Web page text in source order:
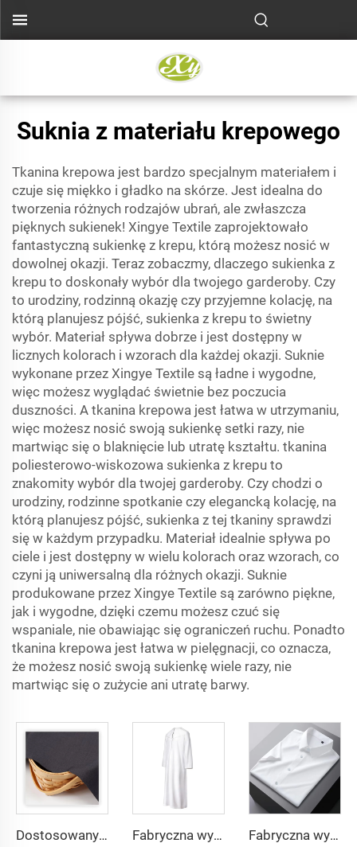
Suknia z materiału krepowego
Tkanina krepowa jest bardzo specjalnym materiałem i
czuje się miękko i gładko na skórze. Jest idealna do
tworzenia różnych rodzajów ubrań, ale zwłaszcza
pięknych sukienek! Xingye Textile zaprojektowało
fantastyczną sukienkę z krepu, którą możesz nosić w
dowolnej okazji. Teraz zobaczmy, dlaczego sukienka z
krepu to doskonały wybór dla twojego garderoby. Czy
to urodziny, rodzinną okazję czy przyjemne kolację, na
którą planujesz pójść, sukienka z krepu to świetny
wybór. Materiał spływa dobrze i jest dostępny w
licznych kolorach i wzorach dla każdej okazji. Suknie
wykonane przez Xingye Textile są ładne i wygodne,
więc możesz wyglądać świetnie bez poczucia
duszności. A tkanina krepowa jest łatwa w utrzymaniu,
więc możesz nosić swoją sukienkę setki razy, nie
martwiąc się o blaknięcie lub utratę kształtu. tkanina
poliesterowo-wiskozowa sukienka z krepu to
znakomity wybór dla twojej garderoby. Czy chodzi o
urodziny, rodzinne spotkanie czy elegancką kolację, na
którą planujesz pójść, sukienka z tej tkaniny sprawdzi
się w każdym przypadku. Materiał idealnie spływa po
ciele i jest dostępny w wielu kolorach oraz wzorach, co
czyni ją uniwersalną dla różnych okazji. Suknie
produkowane przez Xingye Textile są zarówno piękne,
jak i wygodne, dzięki czemu możesz czuć się
wspaniale, nie obawiając się ograniczeń ruchu. Ponadto
tkanina krepowa jest łatwa w pielęgnacji, co oznacza,
że możesz nosić swoją sukienkę wiele razy, nie
martwiąc się o zużycie ani utratę barwy.
Dostosowany materiał TR o lekkiej wadze, wygodny w użyciu dla mieszkańców Środkowego Wschodu w różnych kolorach, jednolity materiał twill na koszule i szaty Fabryczna wysoka jakość materiału TR twill dla męskich szat ze Środkowego Wschodu, lekka waga Fabryczna wysoka jakość materiału TR twill jednolitego dla męskich szat ze Środkowego Wschodu, lekka waga